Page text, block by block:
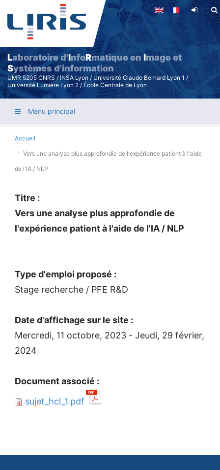
Aller
contenu
principal
Laboratoire d'InfoRmatique enImage et
Systèmes d'information
UMR 5205 CNRS / INSA Lyon / Université Claude Bernard Lyon 1 /
Université Lumière Lyon 2 / École Centrale de Lyon
Menu principal
Accueil
Vers une analyse plus approfondie de l'expérience patient à l'aide
de l'IA / NLP
Titre :
Vers une analyse plus approfondie de
l'expérience patient à l'aide de l'IA / NLP
Type d'emploi proposé :
Stage recherche / PFE R&D
Date d'affichage sur le site :
Mercredi, 11 octobre, 2023 - Jeudi, 29 février,
2024
Document associé :
sujet_hcl_1.pdf